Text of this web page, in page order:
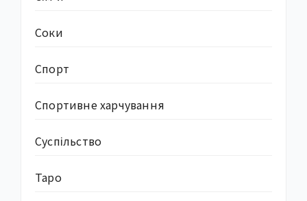
Соки
Спорт
Спортивне харчування
Суcпільство
Таро